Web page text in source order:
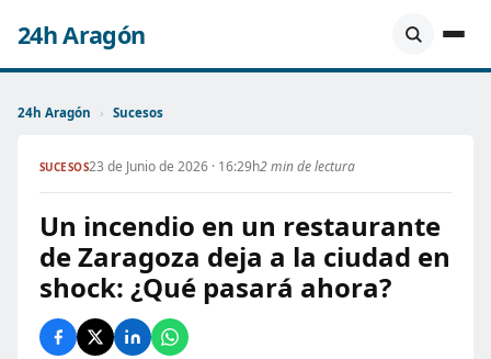
24h Aragón
24h Aragón › Sucesos
SUCESOS23 de Junio de 2026 · 16:29h2 min de lectura
Un incendio en un restaurante
de Zaragoza deja a la ciudad en
shock: ¿Qué pasará ahora?